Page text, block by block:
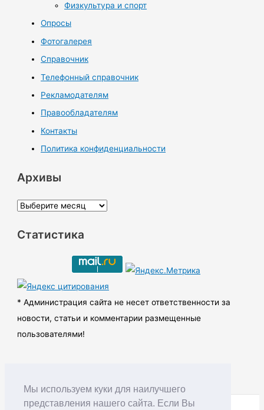
Мы используем куки для наилучшего
представления нашего сайта. Если Вы
Физкультура и спорт
Опросы
Фотогалерея
Справочник
Телефонный справочник
Рекламодателям
Правообладателям
Контакты
Политика конфиденциальности
Архивы
А
х
ы
Статистика
* Администрация сайта не несет ответственности за
новости, статьи и комментарии размещенные
пользователями!